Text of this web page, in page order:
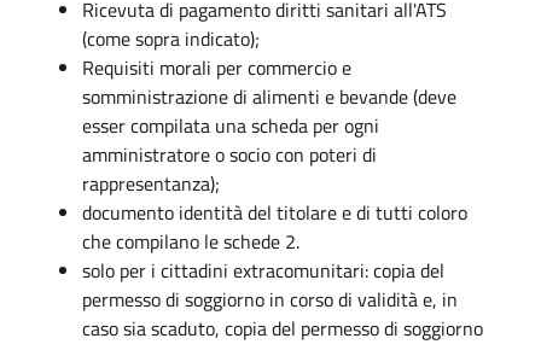
Ricevuta di pagamento diritti sanitari all'ATS
(come sopra indicato);
Requisiti morali per commercio e
somministrazione di alimenti e bevande (deve
esser compilata una scheda per ogni
amministratore o socio con poteri di
rappresentanza);
documento identità del titolare e di tutti coloro
che compilano le schede 2.
solo per i cittadini extracomunitari: copia del
permesso di soggiorno in corso di validità e, in
caso sia scaduto, copia del permesso di soggiorno